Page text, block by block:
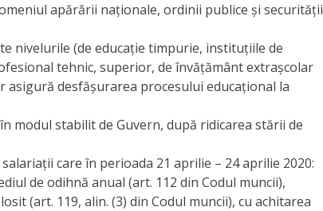
apărării naționale, ordinii publice şi securității
nivelurile (de educaţie timpurie, instituţiile de
tehnic, superior, de învăţământ extraşcolar
asigură desfășurarea procesului educațional la
modul stabilit de Guvern, după ridicarea stării de
care în perioada 21 aprilie – 24 aprilie 2020:
de odihnă anual (art. 112 din Codul muncii),
(art. 119, alin. (3) din Codul muncii), cu achitarea